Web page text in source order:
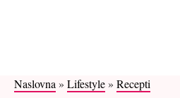
Naslovna » Lifestyle» Recepti